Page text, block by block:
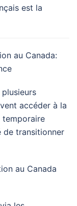
est la
au Canada:
plusieurs
accéder à la
temporaire
de transitionner
au Canada